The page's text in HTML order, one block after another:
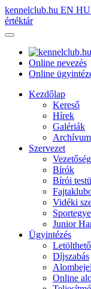
kennelclub.hu EN HU
értéktár
Online nevezés
Online
Kezdőlap
Kereső
Hírek
Galériák
Archívum
Szervezet
Vezetőség
Bírók
Bírói
Vidéki
Junior
Ügyintézés
Díjszabás
Online